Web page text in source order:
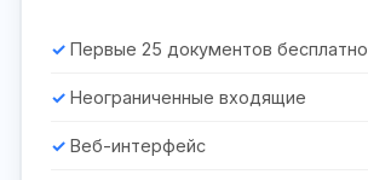
Первые 25 документов бесплатно
Неограниченные входящие
Веб-интерфейс